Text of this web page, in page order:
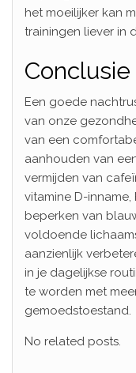
het moeilijker kan
trainingen liever in
Conclusie
Een goede
van onze
van een
aanhouden van
vermijden van
vitamine D-
beperken van
voldoende
aanzienlijk
in je dagelijkse
te worden met
gemoedstoestand.
No related posts.